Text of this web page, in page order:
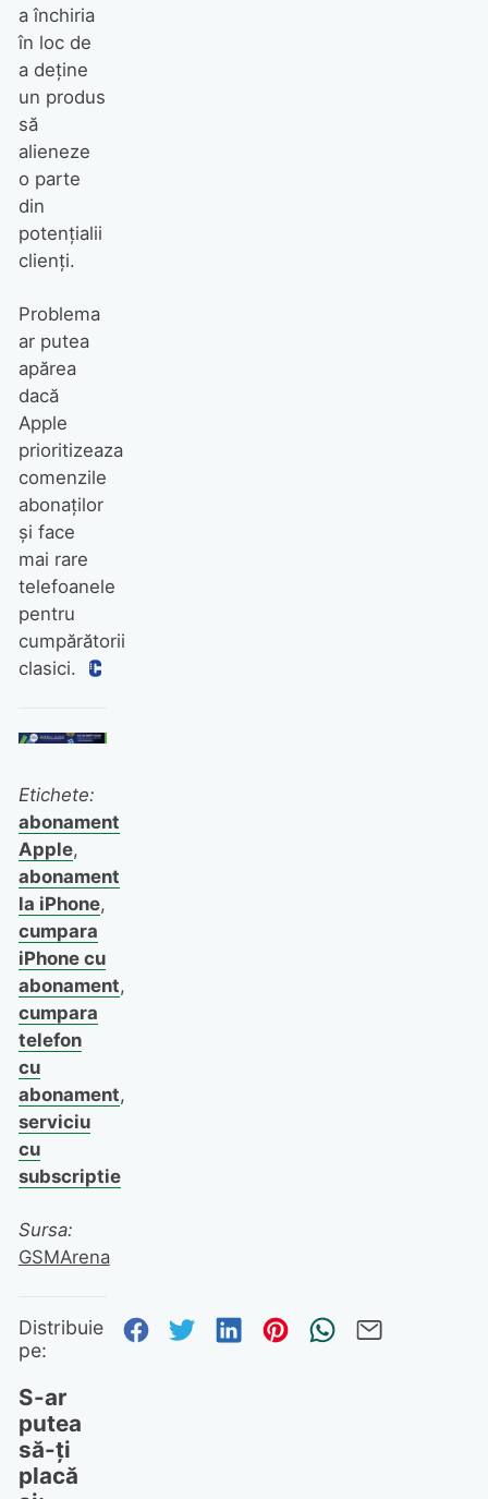
a închiria
în loc de
a deţine
un produs
să
alieneze
o parte
din
potenţialii
clienţi.
Problema
ar putea
apărea
dacă
Apple
prioritizeaza
comenzile
abonaţilor
şi face
mai rare
telefoanele
pentru
cumpărătorii
clasici.
Etichete:
abonament
Apple,
abonament
la iPhone,
cumpara
iPhone cu
abonament,
cumpara
telefon
cu
abonament,
serviciu
cu
subscriptie
Sursa:
GSMArena
Distribuie
pe:
Distribuie pe Facebook
Distribuie pe Twitter
Distribuie pe
Distribuie pe
Trimite
S-ar
putea
să-ți
placă